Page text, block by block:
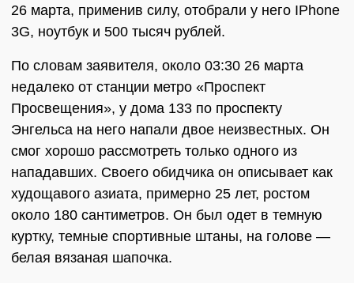
26 марта, применив силу, отобрали у него IPhone
3G, ноутбук и 500 тысяч рублей.
По словам заявителя, около 03:30 26 марта
недалеко от станции метро «Проспект
Просвещения», у дома 133 по проспекту
Энгельса на него напали двое неизвестных. Он
смог хорошо рассмотреть только одного из
нападавших. Своего обидчика он описывает как
худощавого азиата, примерно 25 лет, ростом
около 180 сантиметров. Он был одет в темную
куртку, темные спортивные штаны, на голове —
белая вязаная шапочка.